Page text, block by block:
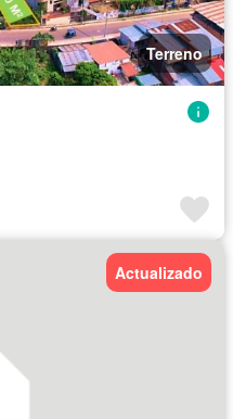
Terreno
Actualizado